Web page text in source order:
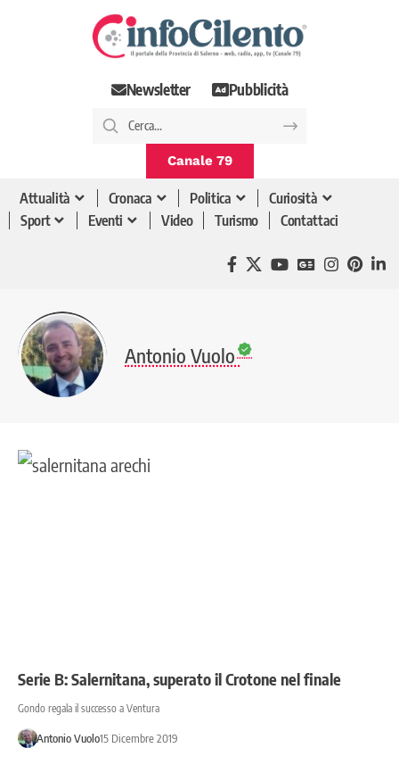
Newsletter Pubblicità
Canale 79
Attualità Cronaca Politica
Curiosità
Sport
Eventi Video Turismo Contattaci
Antonio Vuolo
Serie B: Salernitana, superato il Crotone nel finale
Gondo regala il successo a Ventura
Antonio Vuolo15 Dicembre 2019